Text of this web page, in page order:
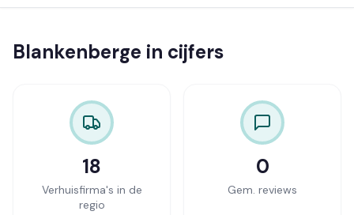
Blankenberge in cijfers
18
Verhuisfirma's in de
regio
0
Gem. reviews